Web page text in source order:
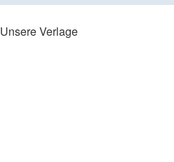
Unsere Verlage